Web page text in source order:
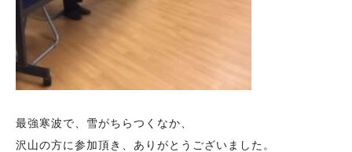
最強寒波で、雪がちらつくなか、
沢山の方に参加頂き、ありがとうございました。